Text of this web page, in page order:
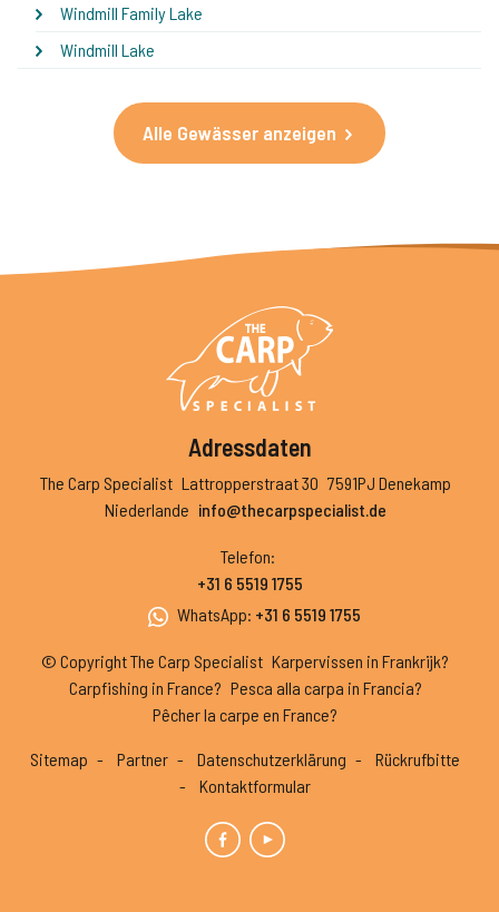
Windmill Family Lake
Windmill Lake
Alle Gewässer anzeigen
Adressdaten
The Carp Specialist Lattropperstraat 30 7591PJ Denekamp
Niederlande info@thecarpspecialist.de
Telefon:
+31 6 5519 1755
WhatsApp: +31 6 5519 1755
© Copyright The Carp Specialist Karpervissen in Frankrijk?
Carpfishing in France? Pesca alla carpa in Francia?
Pêcher la carpe en France?
Sitemap Partner Datenschutzerklärung
Rückrufbitte
Kontaktformular